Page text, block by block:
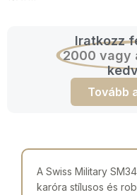
Iratkozz
2000 vagy
Tovább
A Swiss Military
karóra stílusos és